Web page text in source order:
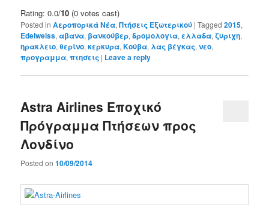
Rating: 0.0/10 (0 votes cast)
Posted in Αεροπορικά Νέα,Πτήσεις Εξωτερικού |Tagged 2015,
Edelweiss,αβανα, βανκούβερ,δρομολογια,ελλαδα,ζυριχη,
ηρακλειο,θερίνο,κερκυρα,Κούβα, λας βέγκας,νεο,
προγραμμα,πτησεις | Leave a reply
Astra Airlines Εποχικό
Πρόγραμμα Πτήσεων προς
Λονδίνο
Posted on10/09/2014